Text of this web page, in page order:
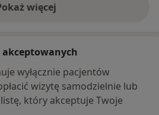
więcej
o adresie
akceptowanych
wyłącznie pacjentów
wizytę samodzielnie lub
który akceptuje Twoje